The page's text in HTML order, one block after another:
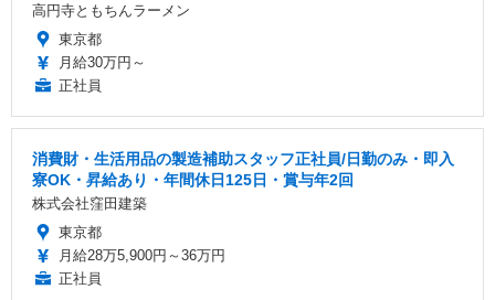
高円寺ともちんラーメン
東京都
月給30万円～
正社員
消費財・生活用品の製造補助スタッフ正社員/日勤のみ・即入
寮OK・昇給あり・年間休日125日・賞与年2回
株式会社窪田建築
東京都
月給28万5,900円～36万円
正社員